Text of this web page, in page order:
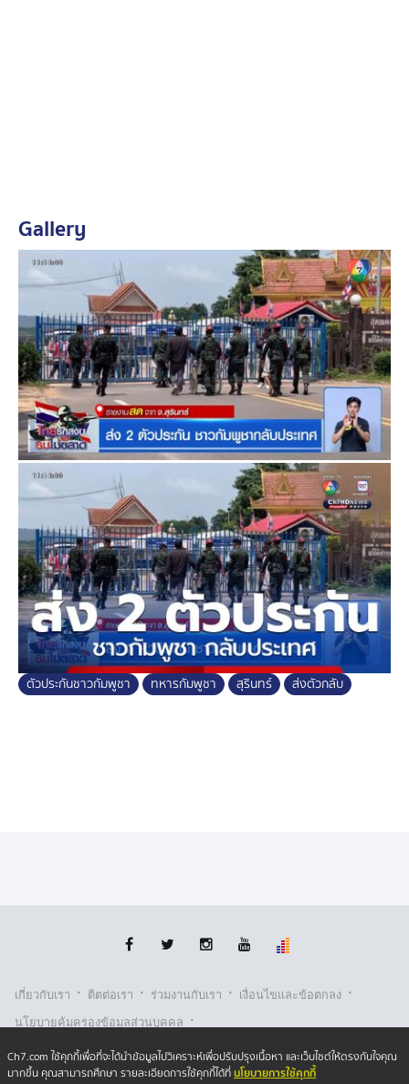
Gallery
ตัวประกันชาวกัมพูชา ทหารกัมพูชา สุรินทร์ ส่งตัวกลับ
เกี่ยวกับเรา · ติตต่อเรา · ร่วมงานกับเรา · เงื่อนไขและข้อตกลง ·
นโยบายคุ้มครองข้อมูลส่วนบุคคล ·
นโยบายคุ้มครองข้อมูลส่วนบุคคล (ออนไลน์) · นโยบายคุกกี้ ·
รับเรื่องร้องเรียน
Ch7.com ใช้คุกกี้เพื่อที่จะได้นำข้อมูลไปวิเคราะห์เพื่อปรับปรุงเนื้อหา และเว็บไซต์ให้ตรงกับใจคุณ
มากขึ้น คุณสามารถศึกษา รายละเอียดการใช้คุกกี้ได้ที่นโยบายการใช้คุกกี้